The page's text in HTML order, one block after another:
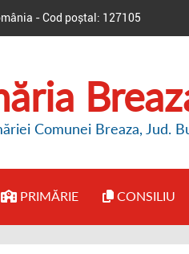
- Cod poștal: 127105
Comunei Breaza, Jud.
DE
PRIMĂRIE
● ADMINISTRAȚIE PRIMĂRIE
CONSILIU
●